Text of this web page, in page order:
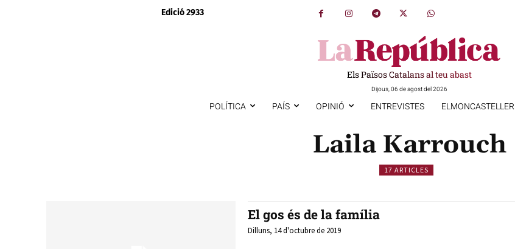
Edició 2933
Els Països Catalans al teu abast
Dijous, 06 de agost del 2026
POLÍTICA PAÍS OPINIÓ ENTREVISTES ELMONCASTELLER
Laila Karrouch
17 ARTICLES
El gos és de la família
Dilluns, 14 d'octubre de 2019